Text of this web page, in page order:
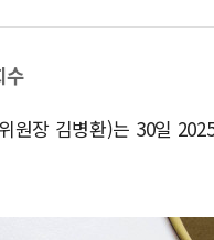
수
장 김병환)는 30일